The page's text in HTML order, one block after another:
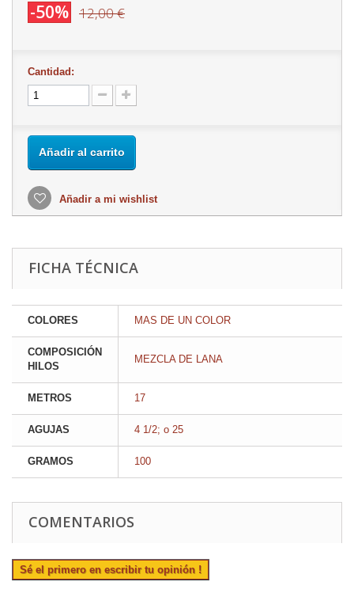
-50% 12,00 €
Cantidad:
Añadir al carrito
Añadir a mi wishlist
FICHA TÉCNICA
COLORES MAS DE UN COLOR
COMPOSICIÓN
HILOS
MEZCLA DE LANA
METROS 17
AGUJAS 4 1/2; o 25
GRAMOS 100
COMENTARIOS
Sé el primero en escribir tu opinión !